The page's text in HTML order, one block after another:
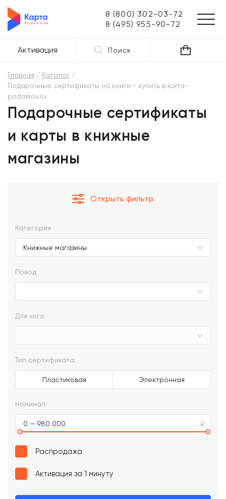
8 (800) 302-03-72
8 (495) 955-90-72
Активация Поиск
Главная
Каталог
Подарочные сертификаты на книги - купить в karta-
podarkov.ru
Подарочные сертификаты
и карты в книжные
магазины
Открыть фильтр
Категория
Повод
Для кого
Тип сертификата:
Пластиковая Электронная
Номинал
0 — 980 000
Распродажа
Активация за 1 минуту